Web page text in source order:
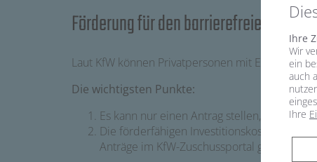
Förderung für den barrierefreien
Laut KfW können Privatpersonen mit Eigentum
Die wichtigsten Punkte:
Es kann nur einen Antrag stellen, wer noch
Die förderfähigen Investitionskosten für
Anträge im KfW-Zuschussportal gestellt
Ihre
Wir
ein
auch
Ihre